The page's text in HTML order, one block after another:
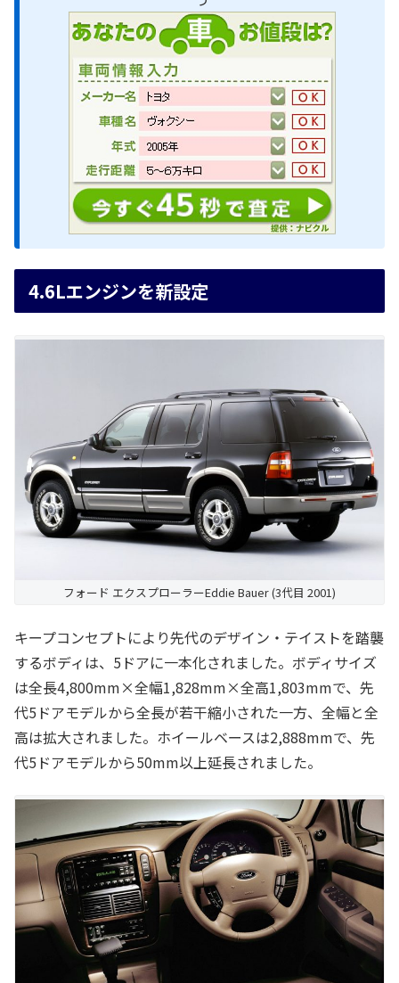
4.6Lエンジンを新設定
フォード エクスプローラーEddie Bauer (3代目 2001)
キープコンセプトにより先代のデザイン・テイストを踏襲
するボディは、5ドアに一本化されました。ボディサイズ
は全長4,800mm×全幅1,828mm×全高1,803mmで、先
代5ドアモデルから全長が若干縮小された一方、全幅と全
高は拡大されました。ホイールベースは2,888mmで、先
代5ドアモデルから50mm以上延長されました。